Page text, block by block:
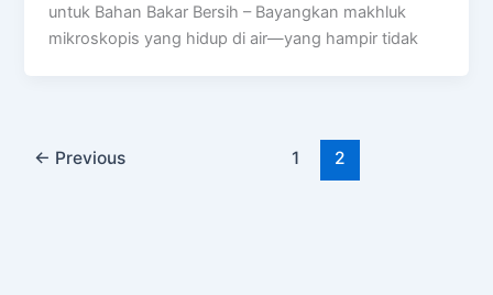
untuk Bahan Bakar Bersih – Bayangkan makhluk
mikroskopis yang hidup di air—yang hampir tidak
← Previous 1 2